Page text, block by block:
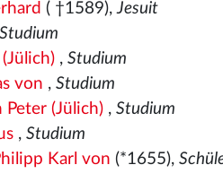
( †1589),Jesuit
Studium
,Studium
von ,Studium
Peter (Jülich) ,Studium
,Studium
Karl von (*1655),